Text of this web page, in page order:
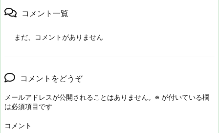
コメント一覧
まだ、コメントがありません
コメントをどうぞ
メールアドレスが公開されることはありません。 ※ が付いている欄
は必須項目です
コメント